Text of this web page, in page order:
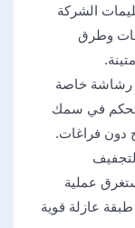
الشركة
وطرق
رشاشة خاصة
في سمك
دون فراغات.
عملية
عازلة قوية